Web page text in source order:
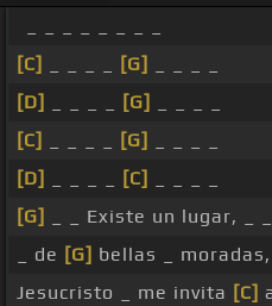
[C]
[G]
[D]
[G]
[C]
[G]
[D]
[C]
[G]
_ _ Existe un lugar, _
_ de [G] bellas _
Jesucristo _ me invita [C]